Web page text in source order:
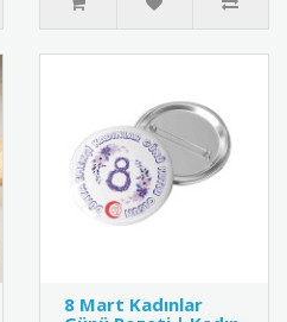
8 Mart Kadınlar